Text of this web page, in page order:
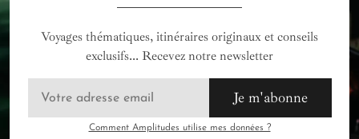
Voyages thématiques, itinéraires originaux et conseils
exclusifs... Recevez notre newsletter
Je m'abonne
Comment Amplitudes utilise mes données ?